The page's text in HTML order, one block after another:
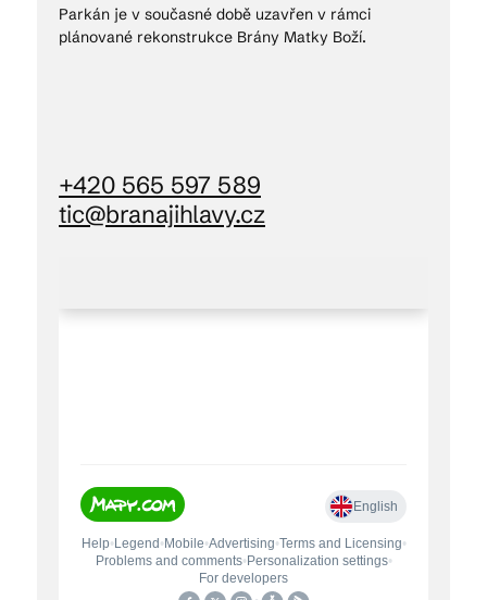
Parkán je v současné době uzavřen v rámci
plánované rekonstrukce Brány Matky Boží.
+420 565 597 589
tic@branajihlavy.cz